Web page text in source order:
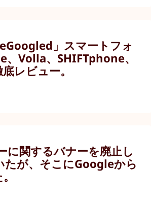
」スマートフォ
Volla、SHIFTphone、
レビュー。
に関するバナーを廃止し
たが、そこにGoogleから